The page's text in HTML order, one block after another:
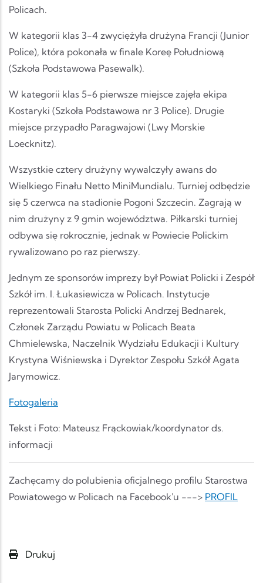
Policach.
W kategorii klas 3-4 zwyciężyła drużyna Francji (Junior
Police), która pokonała w finale Koreę Południową
(Szkoła Podstawowa Pasewalk).
W kategorii klas 5-6 pierwsze miejsce zajęła ekipa
Kostaryki (Szkoła Podstawowa nr 3 Police). Drugie
miejsce przypadło Paragwajowi (Lwy Morskie
Loecknitz).
Wszystkie cztery drużyny wywalczyły awans do
Wielkiego Finału Netto MiniMundialu. Turniej odbędzie
się 5 czerwca na stadionie Pogoni Szczecin. Zagrają w
nim drużyny z 9 gmin województwa. Piłkarski turniej
odbywa się rokrocznie, jednak w Powiecie Polickim
rywalizowano po raz pierwszy.
Jednym ze sponsorów imprezy był Powiat Policki i Zespół
Szkół im. I. Łukasiewicza w Policach. Instytucje
reprezentowali Starosta Policki Andrzej Bednarek,
Członek Zarządu Powiatu w Policach Beata
Chmielewska, Naczelnik Wydziału Edukacji i Kultury
Krystyna Wiśniewska i Dyrektor Zespołu Szkół Agata
Jarymowicz.
Fotogaleria
Tekst i Foto: Mateusz Frąckowiak/koordynator ds.
informacji
Zachęcamy do polubienia oficjalnego profilu Starostwa
Powiatowego w Policach na Facebook'u ---> PROFIL
Drukuj